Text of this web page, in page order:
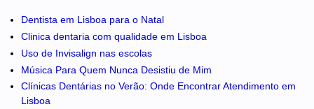
Dentista em Lisboa para o Natal
Clinica dentaria com qualidade em Lisboa
Uso de Invisalign nas escolas
Música Para Quem Nunca Desistiu de Mim
Clínicas Dentárias no Verão: Onde Encontrar Atendimento em
Lisboa